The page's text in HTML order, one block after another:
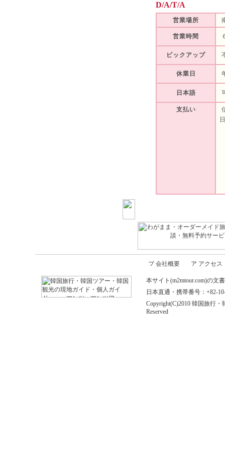
D/A/T/A
営業場所
営業時間
ビックアップ
休業日
日本語
支払い
会社概要 アクセス
本サイト(m2mtour.com)の文
日本直通・携帯番号：+82-
Copyright(C)2010 韓国旅行
Reserved